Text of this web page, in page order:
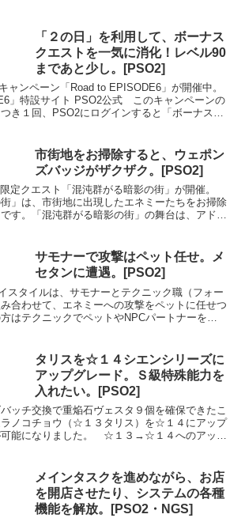
「２の日」を利用して、ボーナス
クエストを一気に消化！レベル90
まであと少し。[PSO2]
ャンペーン「Road to EPISODE6」が開催中。
」特設サイト PSO2公式 このキャンペーンの
き１回、PSO2にログインすると「ボーナスキ
市街地をお掃除すると、ウェポン
ズバッジがザクザク。[PSO2]
定クエスト「混沌群がる暗影の街」が開催。
街」は、市街地に出現したエネミーたちをお掃除
す。「混沌群がる暗影の街」の舞台は、アドバ
サモナーで攻撃はペット任せ。メ
セタンに遭遇。[PSO2]
スタイルは、サモナーとテクニック職（フォー
合わせて、エネミーへの攻撃をペットに任せつ
はテクニックでペットやNPCパートナーを支
タリスを☆１４シエンシリーズに
アップグレード。Ｓ級特殊能力を
入れたい。[PSO2]
ッチ交換で重焔石ヴェスタ９個を確保できたこ
ラノコチョウ（☆１３タリス）を☆１４にアップ
可能になりました。 ☆１３→☆１４へのアップ
メインタスクを進めながら、お店
を開店させたり、システムの各種
機能を解放。[PSO2・NGS]